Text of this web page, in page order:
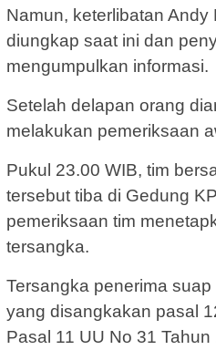
Namun, keterlibatan
diungkap saat ini dan
mengumpulkan informasi.
Setelah delapan orang
melakukan pemeriksaan
Pukul 23.00 WIB, tim
tersebut tiba di Gedung
pemeriksaan tim
tersangka.
Tersangka penerima
yang disangkakan pasal
Pasal 11 UU No 31